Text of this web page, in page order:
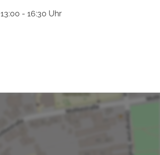
13:00 - 16:30 Uhr